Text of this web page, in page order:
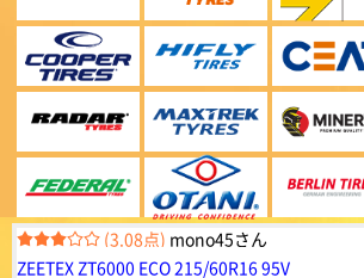
ヶ国以上で販売しています。
総合評価：959件
Radar
レーダー
シンガポール発のグローバルタ
世界初の環境に優しい“カーボ
得したタイヤブランドです。
総合評価：834件
MAXTREK
スーさんさん
MINERVA ALL SEASON MASTER 165/60R14
以前から、オートウエイのタイヤ使用、一般道及び
の走行では、国産タイヤと 遜色なく走るし、特に摩
りません コストパフォーマンスが良く 以前の車
乗り換えた、中古車もオートウエイの タイヤが装着
(5.00点)bea*******さん
MAXTREK MAXIMUS M1 165/55R14 72V
綺麗なタイヤでした、また御願いします。外国製で
(3.08点) mono45さん
ZEETEX ZT6000 ECO 215/60R16 95V